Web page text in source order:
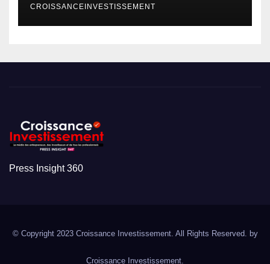
CROISSANCEINVESTISSEMENT
Press Insight 360
© Copyright 2023 Croissance Investissement. All Rights Reserved. by
Croissance Investissement.